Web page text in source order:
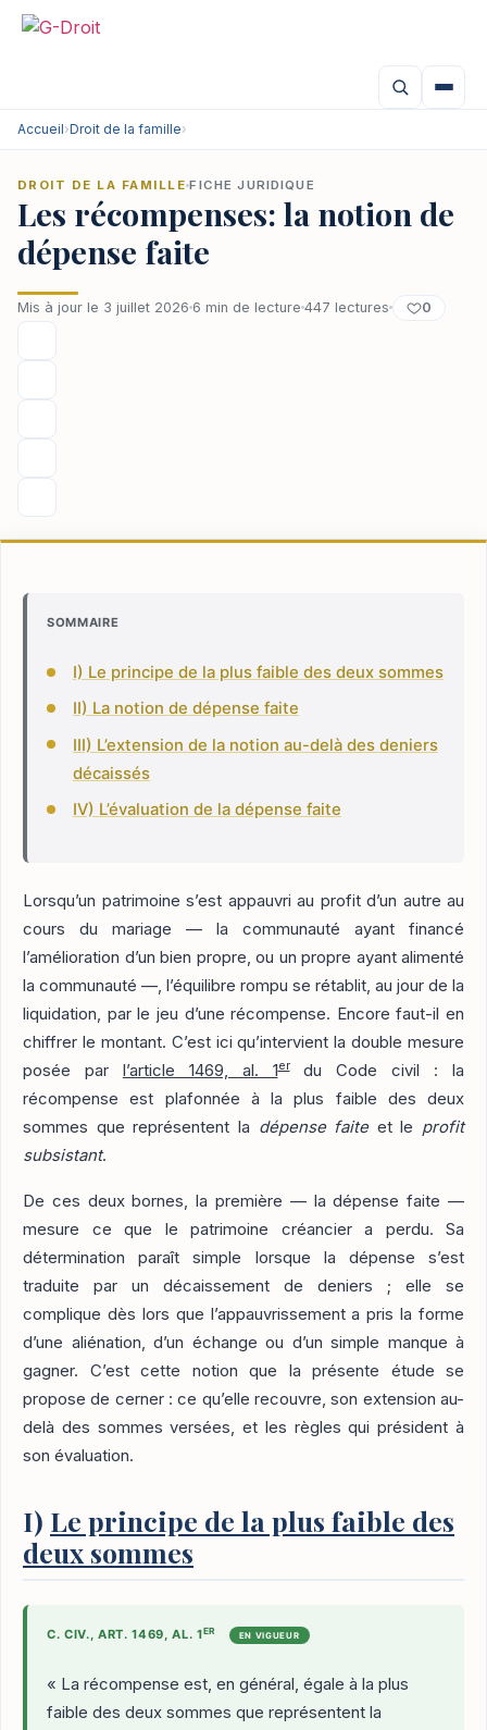
Aller
Accueil›Droit de la famille›
DROIT DE LA FAMILLE FICHE JURIDIQUE
Les récompenses: la notion de
dépense faite
Mis à jour le 3 juillet 2026 6 min de lecture 447 lectures 0
SOMMAIRE
I) Le principe de la plus faible des deux sommes
II) La notion de dépense faite
III) L’extension de la notion au-delà des deniers
décaissés
IV) L’évaluation de la dépense faite
Lorsqu’un patrimoine s’est appauvri au profit d’un autre au
cours du mariage — la communauté ayant financé
l’amélioration d’un bien propre, ou un propre ayant alimenté
la communauté —, l’équilibre rompu se rétablit, au jour de la
liquidation, par le jeu d’une récompense. Encore faut-il en
chiffrer le montant. C’est ici qu’intervient la double mesure
posée par l’article 1469, al. 1erdu Code civil : la
récompense est plafonnée à la plus faible des deux
sommes que représentent la dépense faiteet le profit
subsistant.
De ces deux bornes, la première — la dépense faite —
mesure ce que le patrimoine créancier a perdu. Sa
détermination paraît simple lorsque la dépense s’est
traduite par un décaissement de deniers ; elle se
complique dès lors que l’appauvrissement a pris la forme
d’une aliénation, d’un échange ou d’un simple manque à
gagner. C’est cette notion que la présente étude se
propose de cerner : ce qu’elle recouvre, son extension au-
delà des sommes versées, et les règles qui président à
son évaluation.
I) Le principe de la plus faible des
deux sommes
C. CIV., ART. 1469, AL. 1ER EN VIGUEUR
« La récompense est, en général, égale à la plus
faible des deux sommes que représentent la